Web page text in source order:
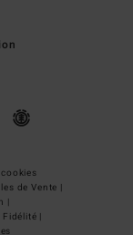
cookies
de Vente |
|
|